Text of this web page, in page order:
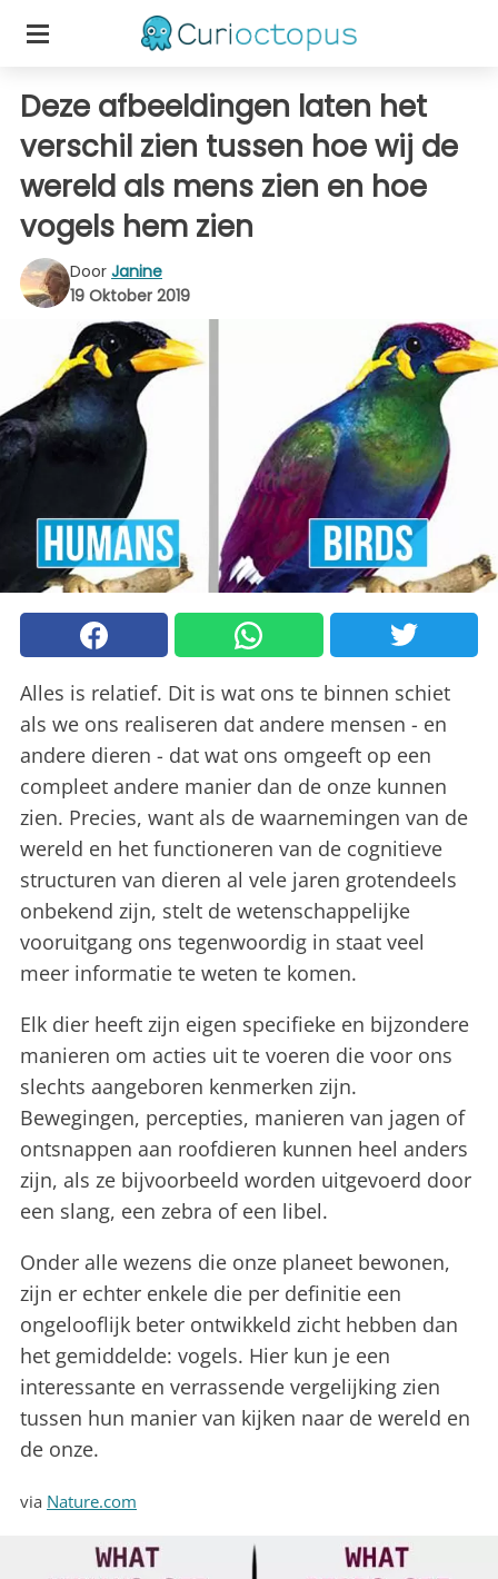
Deze afbeeldingen laten het
verschil zien tussen hoe wij de
wereld als mens zien en hoe
vogels hem zien
Door Janine
19 Oktober 2019
Alles is relatief. Dit is wat ons te binnen schiet
als we ons realiseren dat andere mensen - en
andere dieren - dat wat ons omgeeft op een
compleet andere manier dan de onze kunnen
zien. Precies, want als de waarnemingen van de
wereld en het functioneren van de cognitieve
structuren van dieren al vele jaren grotendeels
onbekend zijn, stelt de wetenschappelijke
vooruitgang ons tegenwoordig in staat veel
meer informatie te weten te komen.
Elk dier heeft zijn eigen specifieke en bijzondere
manieren om acties uit te voeren die voor ons
slechts aangeboren kenmerken zijn.
Bewegingen, percepties, manieren van jagen of
ontsnappen aan roofdieren kunnen heel anders
zijn, als ze bijvoorbeeld worden uitgevoerd door
een slang, een zebra of een libel.
Onder alle wezens die onze planeet bewonen,
zijn er echter enkele die per definitie een
ongelooflijk beter ontwikkeld zicht hebben dan
het gemiddelde: vogels. Hier kun je een
interessante en verrassende vergelijking zien
tussen hun manier van kijken naar de wereld en
de onze.
via Nature.com